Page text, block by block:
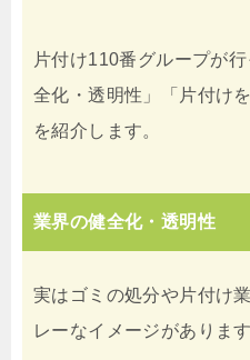
片付け110番グループが
全化・透明性」「片付け
を紹介します。
業界の健全化・透明性
実はゴミの処分や片付け
レーなイメージがあります